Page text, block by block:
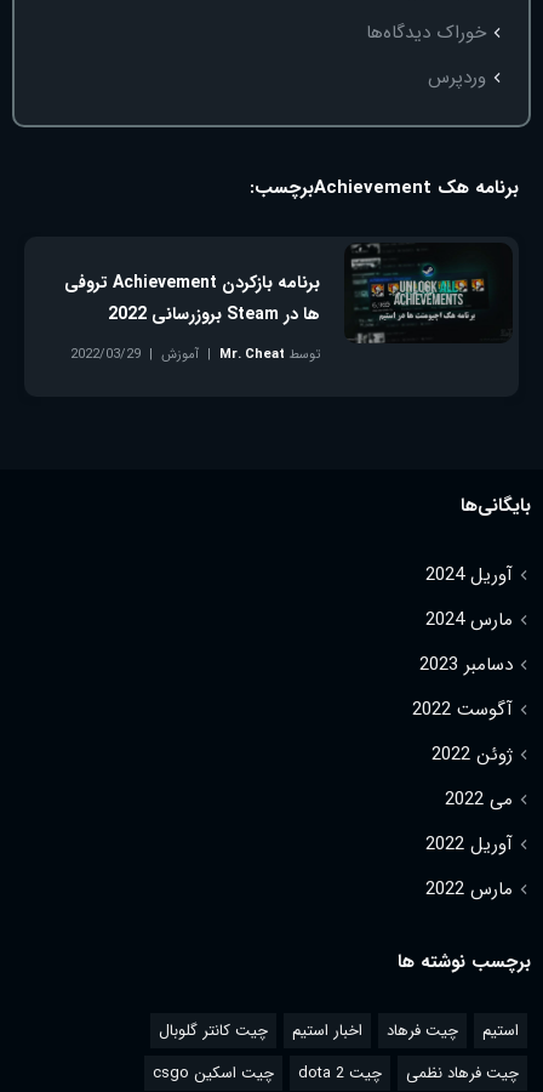
خوراک دیدگاه‌ها
وردپرس
برچسب: برنامه هک Achievement
برنامه بازکردن Achievement تروفی
ها در Steam بروزرسانی 2022
توسط Mr. Cheat آموزش
2022/03/29
بایگانی‌ها
آوریل 2024
مارس 2024
دسامبر 2023
آگوست 2022
ژوئن 2022
می 2022
آوریل 2022
مارس 2022
برچسب نوشته ها
استیم چیت فرهاد اخبار استیم
چیت کانتر گلوبال
چیت فرهاد نظمی
چیت dota 2 چیت اسکین csgo